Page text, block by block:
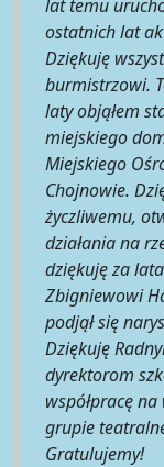
lat temu
ostatnich lat
Dziękuję
burmistrzowi.
laty objąłem
miejskiego
Miejskiego
Chojnowie.
życzliwemu,
działania na
dziękuję za
Zbigniewowi
podjął się
Dziękuję
dyrektorom
współpracę
grupie
Gratulujemy!